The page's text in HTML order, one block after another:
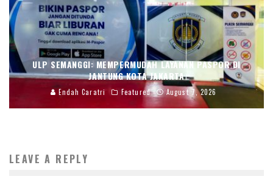
ULP SEMANGGI: MEMPERMUDAH LAYANAN PASPOR DI
JANTUNG KOTA JAKARTA
Endah Caratri Featured August 7, 2026
LEAVE A REPLY